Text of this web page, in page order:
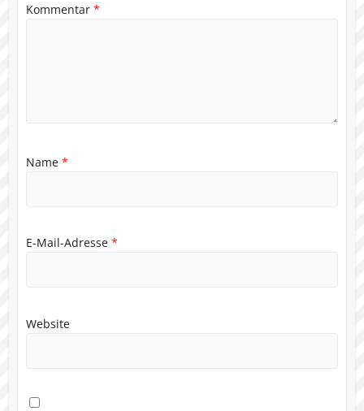
Kommentar *
Name *
E-Mail-Adresse *
Website